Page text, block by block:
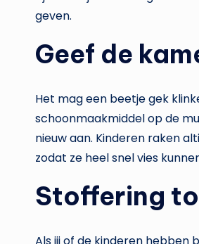
geven.
Geef de
Het mag een beetje gek
schoonmaakmiddel op de
nieuw aan. Kinderen raken
zodat ze heel snel vies
Stoffering